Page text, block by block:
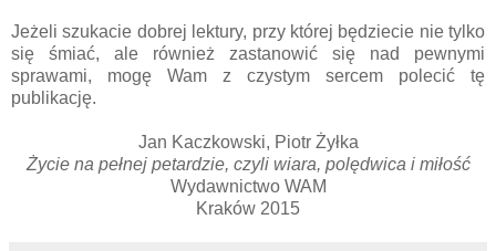
Jeżeli szukacie dobrej lektury, przy której będziecie nie tylko
się śmiać, ale również zastanowić się nad pewnymi
sprawami, mogę Wam z czystym sercem polecić tę
publikację.
Jan Kaczkowski, Piotr Żyłka
Życie na pełnej petardzie, czyli wiara, polędwica i miłość
Wydawnictwo WAM
Kraków 2015